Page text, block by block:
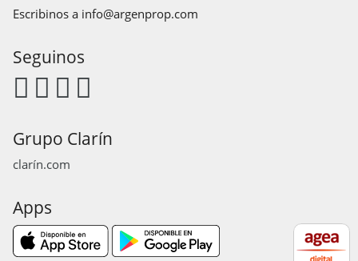
Escribinos a info@argenprop.com
Seguinos
Grupo Clarín
clarín.com
Apps